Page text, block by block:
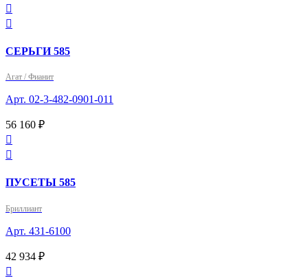


СЕРЬГИ 585
Агат / Фианит
Арт. 02-3-482-0901-011
56 160 ₽


ПУСЕТЫ 585
Бриллиант
Арт. 431-6100
42 934 ₽
